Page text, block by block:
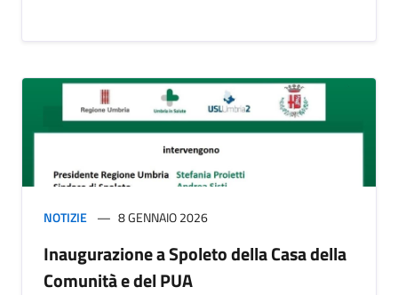
NOTIZIE 8 GENNAIO 2026
Inaugurazione a Spoleto della Casa della
Comunità e del PUA